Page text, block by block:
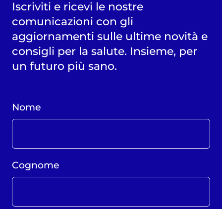
Iscriviti e ricevi le nostre
comunicazioni con gli
aggiornamenti sulle ultime novità e
consigli per la salute. Insieme, per
un futuro più sano.
Nome
Cognome